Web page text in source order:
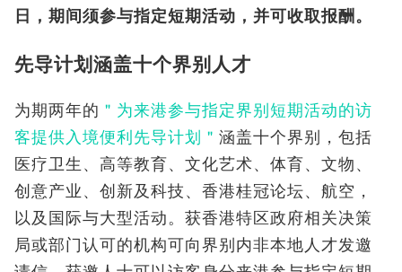
日，期间须参与指定短期活动，并可收取报酬。
先导计划涵盖十个界别人才
为期两年的 ＂为来港参与指定界别短期活动的访
客提供入境便利先导计划＂ 涵盖十个界别，包括
医疗卫生、高等教育、文化艺术、体育、文物、
创意产业、创新及科技、香港桂冠论坛、航空，
以及国际与大型活动。获香港特区政府相关决策
局或部门认可的机构可向界别内非本地人才发邀